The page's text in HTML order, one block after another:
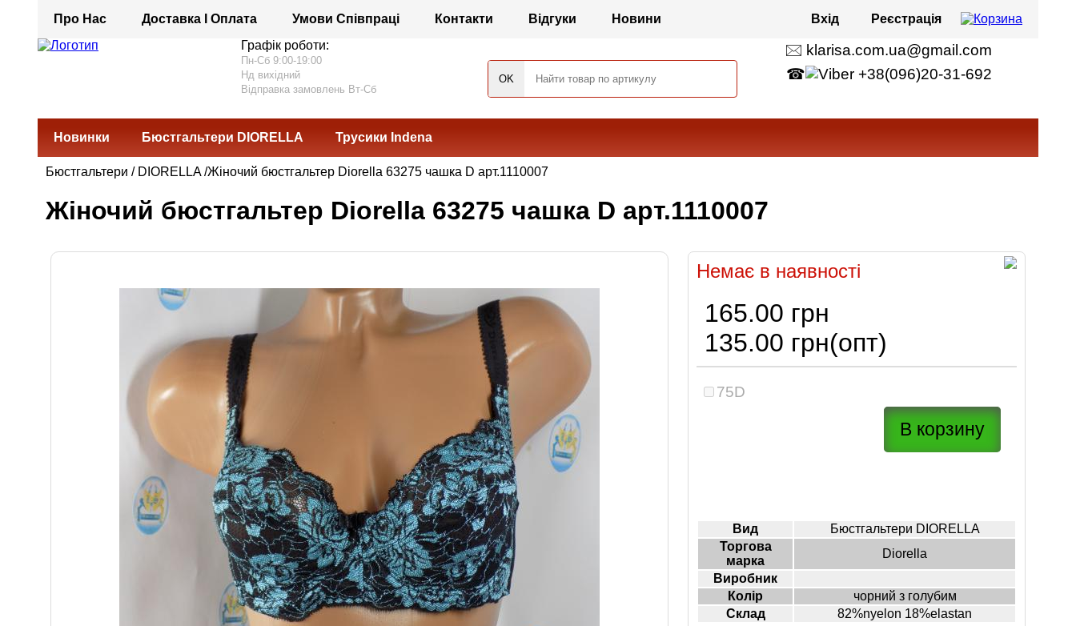
Про Нас Доставка І Оплата Умови Співпраці Контакти Відгуки Новини Вхід
Реєстрація
Графік роботи:
Пн-Сб 9:00-19:00
Нд вихідний
Відправка замовлень Вт-Сб
🖂 klarisa.com.ua@gmail.com
☎
+38(096)20-31-692
Новинки Бюстгальтери DIORELLA Трусики Indena
Бюстгальтери / DIORELLA/Жіночий бюстгальтер Diorella 63275 чашка D арт.1110007
Жіночий бюстгальтер Diorella 63275 чашка D арт.1110007
Немає в наявності
165.00 грн
135.00 грн(опт)
75D
Вид
Бюстгальтери DIORELLA
Торгова
марка
Diorella
Виробник
Колір
чорний з голубим
Склад
82%nyelon 18%elastan